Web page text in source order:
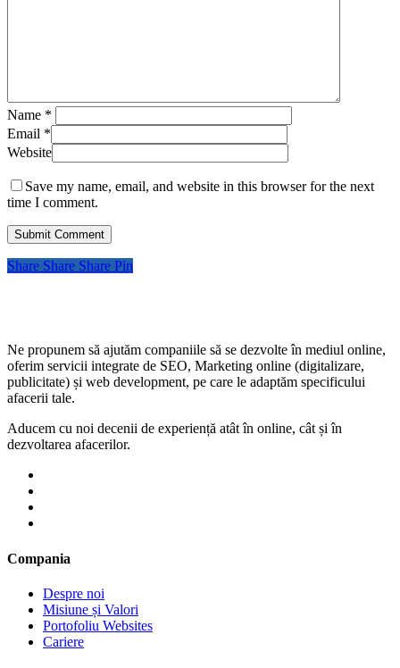
Name *
Email *
Website
Save my name, email, and website in this browser for the next
time I comment.
Share Share Share Pin
Ne propunem să ajutăm companiile să se dezvolte în mediul online,
oferim servicii integrate de SEO, Marketing online (digitalizare,
publicitate) și web development, pe care le adaptăm specificului
afacerii tale.
Aducem cu noi decenii de experiență atât în online, cât și în
dezvoltarea afacerilor.
Compania
Despre noi
Misiune și Valori
Portofoliu Websites
Cariere